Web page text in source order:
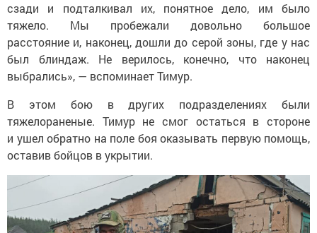
сзади и подталкивал их, понятное дело, им было
тяжело. Мы пробежали довольно большое
расстояние и, наконец, дошли до серой зоны, где у нас
был блиндаж. Не верилось, конечно, что наконец
выбрались», — вспоминает Тимур.
В этом бою в других подразделениях были
тяжелораненые. Тимур не смог остаться в стороне
и ушел обратно на поле боя оказывать первую помощь,
оставив бойцов в укрытии.